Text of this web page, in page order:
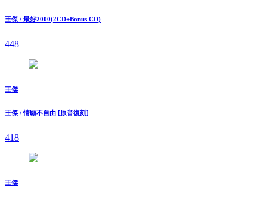
王傑 / 最好2000(2CD+Bonus CD)
448
王傑
王傑 / 情願不自由 [原音復刻]
418
王傑